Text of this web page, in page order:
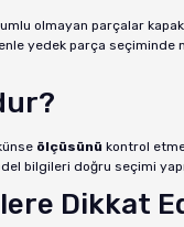
olmayan parçalar
yedek parça
ölçüsünü kontrol
bilgileri doğru seçimi
Dikkat